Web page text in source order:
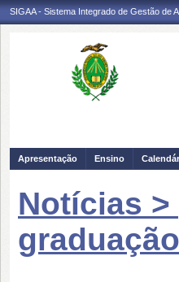
SIGAA - Sistema Integrado de Gestão de
Apresentação Ensino
Notícias